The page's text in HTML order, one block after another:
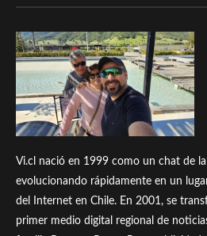
Vi.cl nació en 1999 como un chat de
evolucionando rápidamente en un
del Internet en Chile. En 2001, se
primer medio digital regional de